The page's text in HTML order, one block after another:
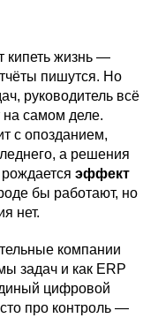
кипеть жизнь —
пишутся. Но
руководитель всё
на самом деле.
с опозданием,
а решения
эффект
бы работают, но
нет.
компании
задач и как ERP
цифровой
про контроль —